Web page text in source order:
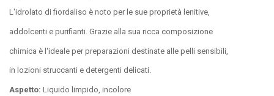
L'idrolato di fiordaliso è noto per le sue proprietà lenitive,
addolcenti e purifianti. Grazie alla sua ricca composizione
chimica è l'ideale per preparazioni destinate alle pelli sensibili,
in lozioni struccanti e detergenti delicati.
Aspetto: Liquido limpido, incolore